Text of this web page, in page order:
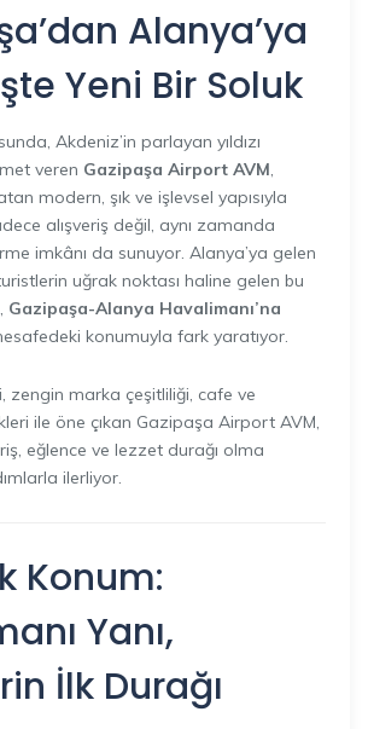
Alanya’ya
Yeni Bir Soluk
Akdeniz’in parlayan yıldızı
veren Gazipaşa Airport AVM
modern, şık ve işlevsel yapısıyla
alışveriş değil, aynı zamanda
imkânı da sunuyor. Alanya’ya gelen
uğrak noktası haline gelen bu
Gazipaşa-Alanya Havalimanı’na
konumuyla fark yaratıyor.
zengin marka çeşitliliği, cafe ve
ile öne çıkan Gazipaşa Airport AVM,
eğlence ve lezzet durağı olma
ilerliyor.
Konum:
Yanı,
İlk Durağı